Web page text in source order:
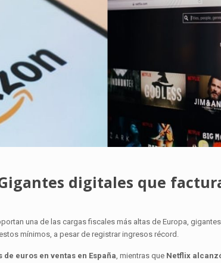
digitales que
una de las cargas fiscales más altas de Europa,
mínimos, a pesar de registrar ingresos récord.
euros en ventas en España, mientras que Netflix